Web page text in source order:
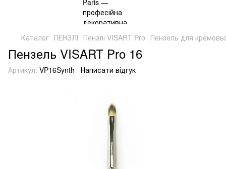
Каталог ПЕНЗЛІ Пензлі VISART Pro Пензель для
Пензель VISART Pro 16
Артикул: VP16Synth Написати відгук